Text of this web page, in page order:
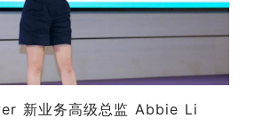
新业务高级总监 Abbie Li